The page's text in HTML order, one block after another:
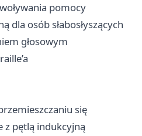
pomocy
dla osób słabosłyszących
głosowym
się
z pętlą indukcyjną